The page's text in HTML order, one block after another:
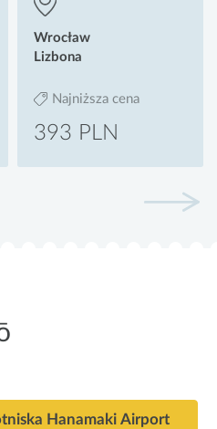
Wrocław
Lizbona
Najniższa cena
393 PLN
Hanamaki Airport